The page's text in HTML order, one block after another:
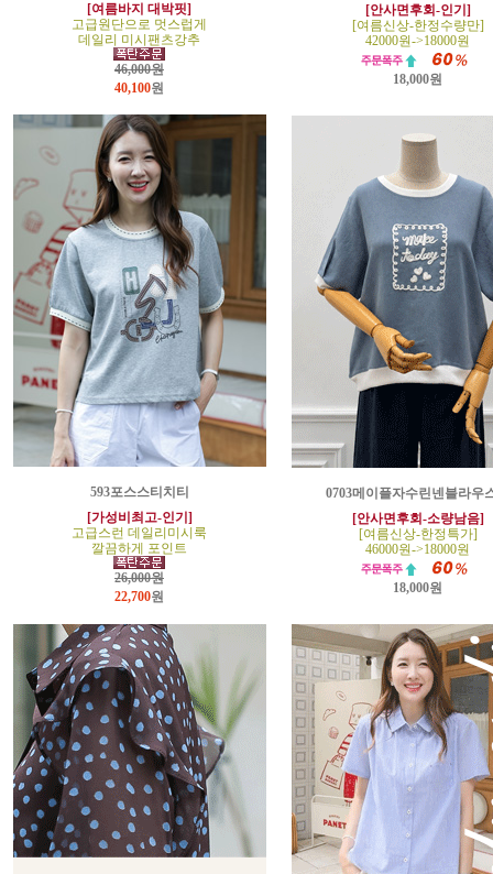
[여름바지 대박핏]
고급원단으로 멋스럽게
데일리 미시팬츠강추
46,000원
40,100원
[안사면후회-인기]
[여름신상-한정수량만]
42000원->18000원
18,000원
593포스스티치티
[가성비최고-인기]
고급스런 데일리미시룩
깔끔하게 포인트
26,000원
22,700원
0703메이플자수린넨블라우
[안사면후회-소량남음]
[여름신상-한정특가]
46000원->18000원
18,000원